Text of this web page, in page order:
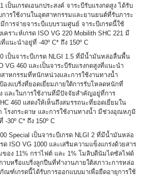
ป็นเกรดเอนกประสงค์ จาระบีรับแรงกดสูง ได้รับ
ารใช้งานในอุตสาหกรรมและยานยนต์ที่รับภาระ
การจ่ายจาระบีแบบรวมศูนย์ จาระบีเกรดนี้ใช้
ราะห์เกรด ISO VG 220 Mobilith SHC 221 มี
นะนำอยู่ที่ -40º C* ถึง 150º C
เป็นจาระบีเกรด NLGI 1.5 ที่มีน้ำมันหล่อลื่นพื้น
VG 460 และเป็นจาระบีรับแรงกดสูงที่แนะนำ
าหกรรมที่หนักหน่วงและการใช้งานทางน้ำ
องแบริ่งที่ยอดเยี่ยมภายใต้การรับโหลดหนักที่
และในการใช้งานที่มีปัจจัยสำคัญอยู่ที่การ
460 แสดงให้เห็นถึงสมรรถนะที่ยอดเยี่ยมใน
โรงกระดาษ และการใช้งานทางน้ำ มีช่วงอุณหภูมิ
30º C* ถึง 150º C
Special เป็นจาระบีเกรด NLGI 2 ที่มีน้ำมันหล่อ
ด ISO VG 1000 และเสริมความแข็งแกร่งด้วยสาร
อง 11% กราไฟต์ และ 1% โมลิบดีนัมไดซัลไฟด์
าบหรือแบริ่งลูกปืนที่ทำงานภายใต้สภาวะการหล่อ
ณฑ์เกรดนี้ได้รับการออกแบบมาเพื่อยืดอายุการใช้